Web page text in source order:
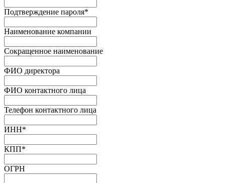
Подтверждение пароля*
Наименование компании
Сокращенное наименование
ФИО директора
ФИО контактного лица
Телефон контактного лица
ИНН*
КПП*
ОГРН